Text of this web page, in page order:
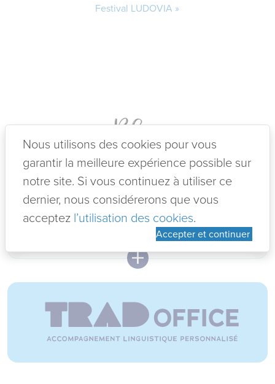
Festival LUDOVIA
02-07-2026
VOTRE ADO EST EN ECHEC EN
NDLS ?!
5 jours à ne pas manquer pour les
Lire +
12-06-2026
KIT ANNIVERSAIRE EVEIL AUX
LANGUES
Lire +
12-06-2026
Nous utilisons des cookies pour vous
garantir la meilleure expérience possible sur
notre site. Si vous continuez à utiliser ce
dernier, nous considérerons que vous
acceptez l’utilisation des cookies.
Accepter et continuer